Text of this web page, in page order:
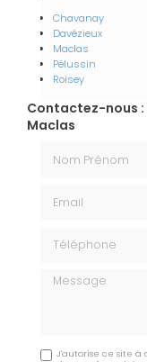
Chavanay
Davézieux
Maclas
Pélussin
Roisey
Contactez-nous :
Maclas
Message
J'autorise ce site à